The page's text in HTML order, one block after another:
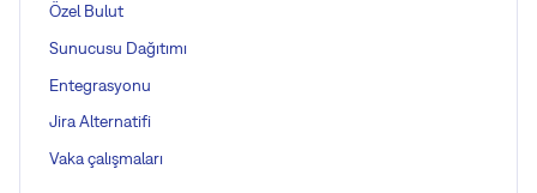
Özel Bulut
Sunucusu Dağıtımı
Entegrasyonu
Jira Alternatifi
Vaka çalışmaları